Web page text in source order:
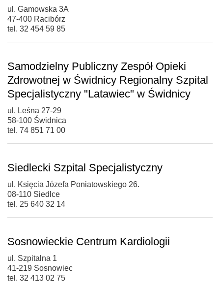
ul. Gamowska 3A
47-400 Racibórz
tel. 32 454 59 85
Samodzielny Publiczny Zespół Opieki
Zdrowotnej w Świdnicy Regionalny Szpital
Specjalistyczny "Latawiec" w Świdnicy
ul. Leśna 27-29
58-100 Świdnica
tel. 74 851 71 00
Siedlecki Szpital Specjalistyczny
ul. Księcia Józefa Poniatowskiego 26.
08-110 Siedlce
tel. 25 640 32 14
Sosnowieckie Centrum Kardiologii
ul. Szpitalna 1
41-219 Sosnowiec
tel. 32 413 02 75